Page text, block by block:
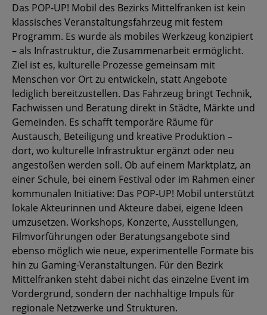
Das POP-UP! Mobil des Bezirks Mittelfranken ist kein
klassisches Veranstaltungsfahrzeug mit festem
Programm. Es wurde als mobiles Werkzeug konzipiert
– als Infrastruktur, die Zusammenarbeit ermöglicht.
Ziel ist es, kulturelle Prozesse gemeinsam mit
Menschen vor Ort zu entwickeln, statt Angebote
lediglich bereitzustellen. Das Fahrzeug bringt Technik,
Fachwissen und Beratung direkt in Städte, Märkte und
Gemeinden. Es schafft temporäre Räume für
Austausch, Beteiligung und kreative Produktion –
dort, wo kulturelle Infrastruktur ergänzt oder neu
angestoßen werden soll. Ob auf einem Marktplatz, an
einer Schule, bei einem Festival oder im Rahmen einer
kommunalen Initiative: Das POP-UP! Mobil unterstützt
lokale Akteurinnen und Akteure dabei, eigene Ideen
umzusetzen. Workshops, Konzerte, Ausstellungen,
Filmvorführungen oder Beratungsangebote sind
ebenso möglich wie neue, experimentelle Formate bis
hin zu Gaming-Veranstaltungen. Für den Bezirk
Mittelfranken steht dabei nicht das einzelne Event im
Vordergrund, sondern der nachhaltige Impuls für
regionale Netzwerke und Strukturen.